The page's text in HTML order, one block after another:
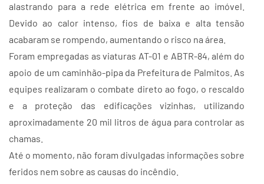
alastrando para a rede elétrica em frente ao imóvel.
Devido ao calor intenso, fios de baixa e alta tensão
acabaram se rompendo, aumentando o risco na área.
Foram empregadas as viaturas AT-01 e ABTR-84, além do
apoio de um caminhão-pipa da Prefeitura de Palmitos. As
equipes realizaram o combate direto ao fogo, o rescaldo
e a proteção das edificações vizinhas, utilizando
aproximadamente 20 mil litros de água para controlar as
chamas.
Até o momento, não foram divulgadas informações sobre
feridos nem sobre as causas do incêndio.